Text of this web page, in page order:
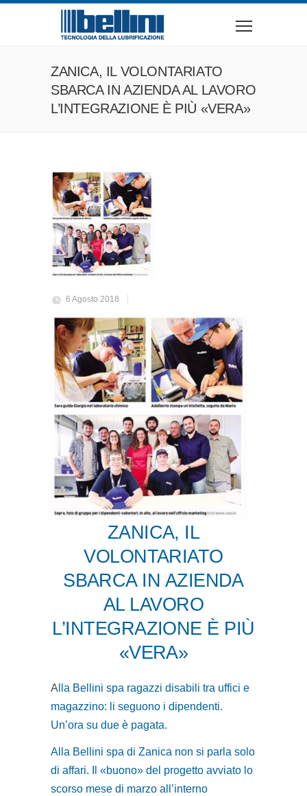
ZANICA, IL VOLONTARIATO
SBARCA IN AZIENDA AL LAVORO
L’INTEGRAZIONE È PIÙ «VERA»
6 Agosto 2018
ZANICA, IL
VOLONTARIATO
SBARCA IN AZIENDA
AL LAVORO
L’INTEGRAZIONE È PIÙ
«VERA»
A lla Bellini spa ragazzi disabili tra uffici e
magazzino: li seguono i dipendenti.
Un’ora su due è pagata.
Alla Bellini spa di Zanica non si parla solo
di affari. Il «buono» del progetto avviato lo
scorso mese di marzo all’interno